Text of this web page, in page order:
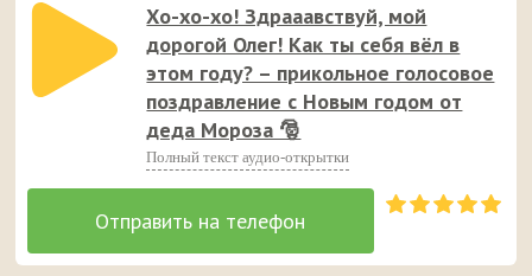
Хо-хо-хо! Здрааавствуй, мой
дорогой Олег! Как ты себя вёл в
этом году? – прикольное голосовое
поздравление с Новым годом от
деда Мороза 🎅
Полный текст аудио-открытки